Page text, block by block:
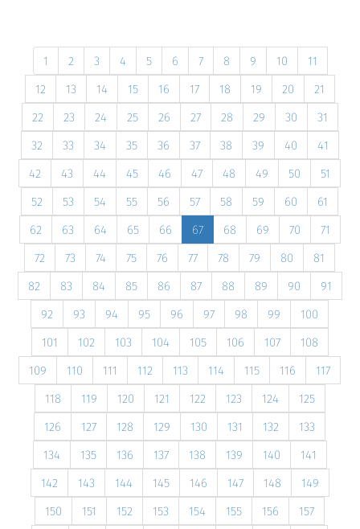
1 2 3 4 5 6 7 8 9 10
11
12
13 14 15 16 17 18 19 20
21
22
23 24 25 26 27 28 29 30
31
32
33 34 35 36 37 38 39 40
41
42
43 44 45 46 47 48 49 50
51
52
53 54 55 56 57 58 59 60
61
62
63 64 65 66 67 68 69 70
71
72
73 74 75 76 77 78 79 80
81
82
83 84 85 86 87 88 89 90
91
92
93 94 95 96 97 98 99
100
101
102 103 104 105 106 107
108
109
110 111 112 113 114 115 116
117
118
119 120 121 122 123 124
125
126
127 128 129 130 131 132
133
134
135 136 137 138 139 140
141
142
143 144 145 146 147 148
149
150
151 152 153 154 155 156
157